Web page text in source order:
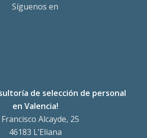
Síguenos en
de selección de personal
en Valencia!
Alcayde, 25
46183 L’Eliana